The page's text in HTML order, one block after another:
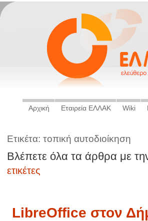
Αρχική Εταιρεία ΕΛΛΑΚ Wiki
Ετικέτα: τοπική αυτοδιοίκηση
Βλέπετε όλα τα άρθρα με
ετικέτες
LibreOffice στον